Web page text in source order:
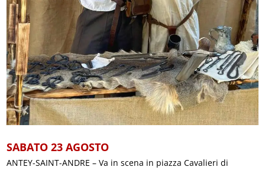
SABATO 23 AGOSTO
ANTEY-SAINT-ANDRE – Va in scena in piazza Cavalieri di